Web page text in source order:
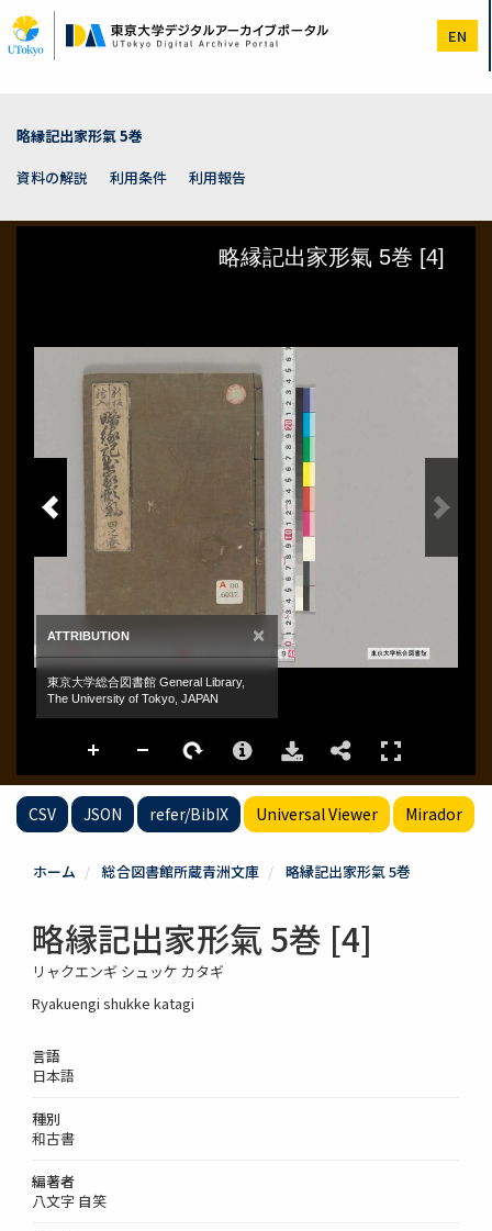
イ
ン
EN
略縁記出家形氣 5巻
資料の解説
利用条件 利用報告
CSV JSON refer/BibIX Universal Viewer Mirador
ホーム 総合図書館所蔵青洲文庫 略縁記出家形氣 5巻
略縁記出家形氣 5巻 [4]
リャクエンギ シュッケ カタギ
Ryakuengi shukke katagi
言語
日本語
種別
和古書
編著者
八文字 自笑